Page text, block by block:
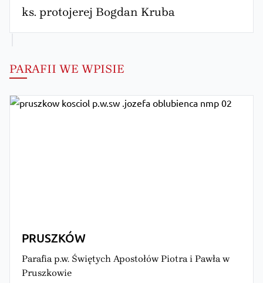
ks. protojerej Bogdan Kruba
PARAFII WE WPISIE
PRUSZKÓW
Parafia p.w. Świętych Apostołów Piotra i Pawła w
Pruszkowie